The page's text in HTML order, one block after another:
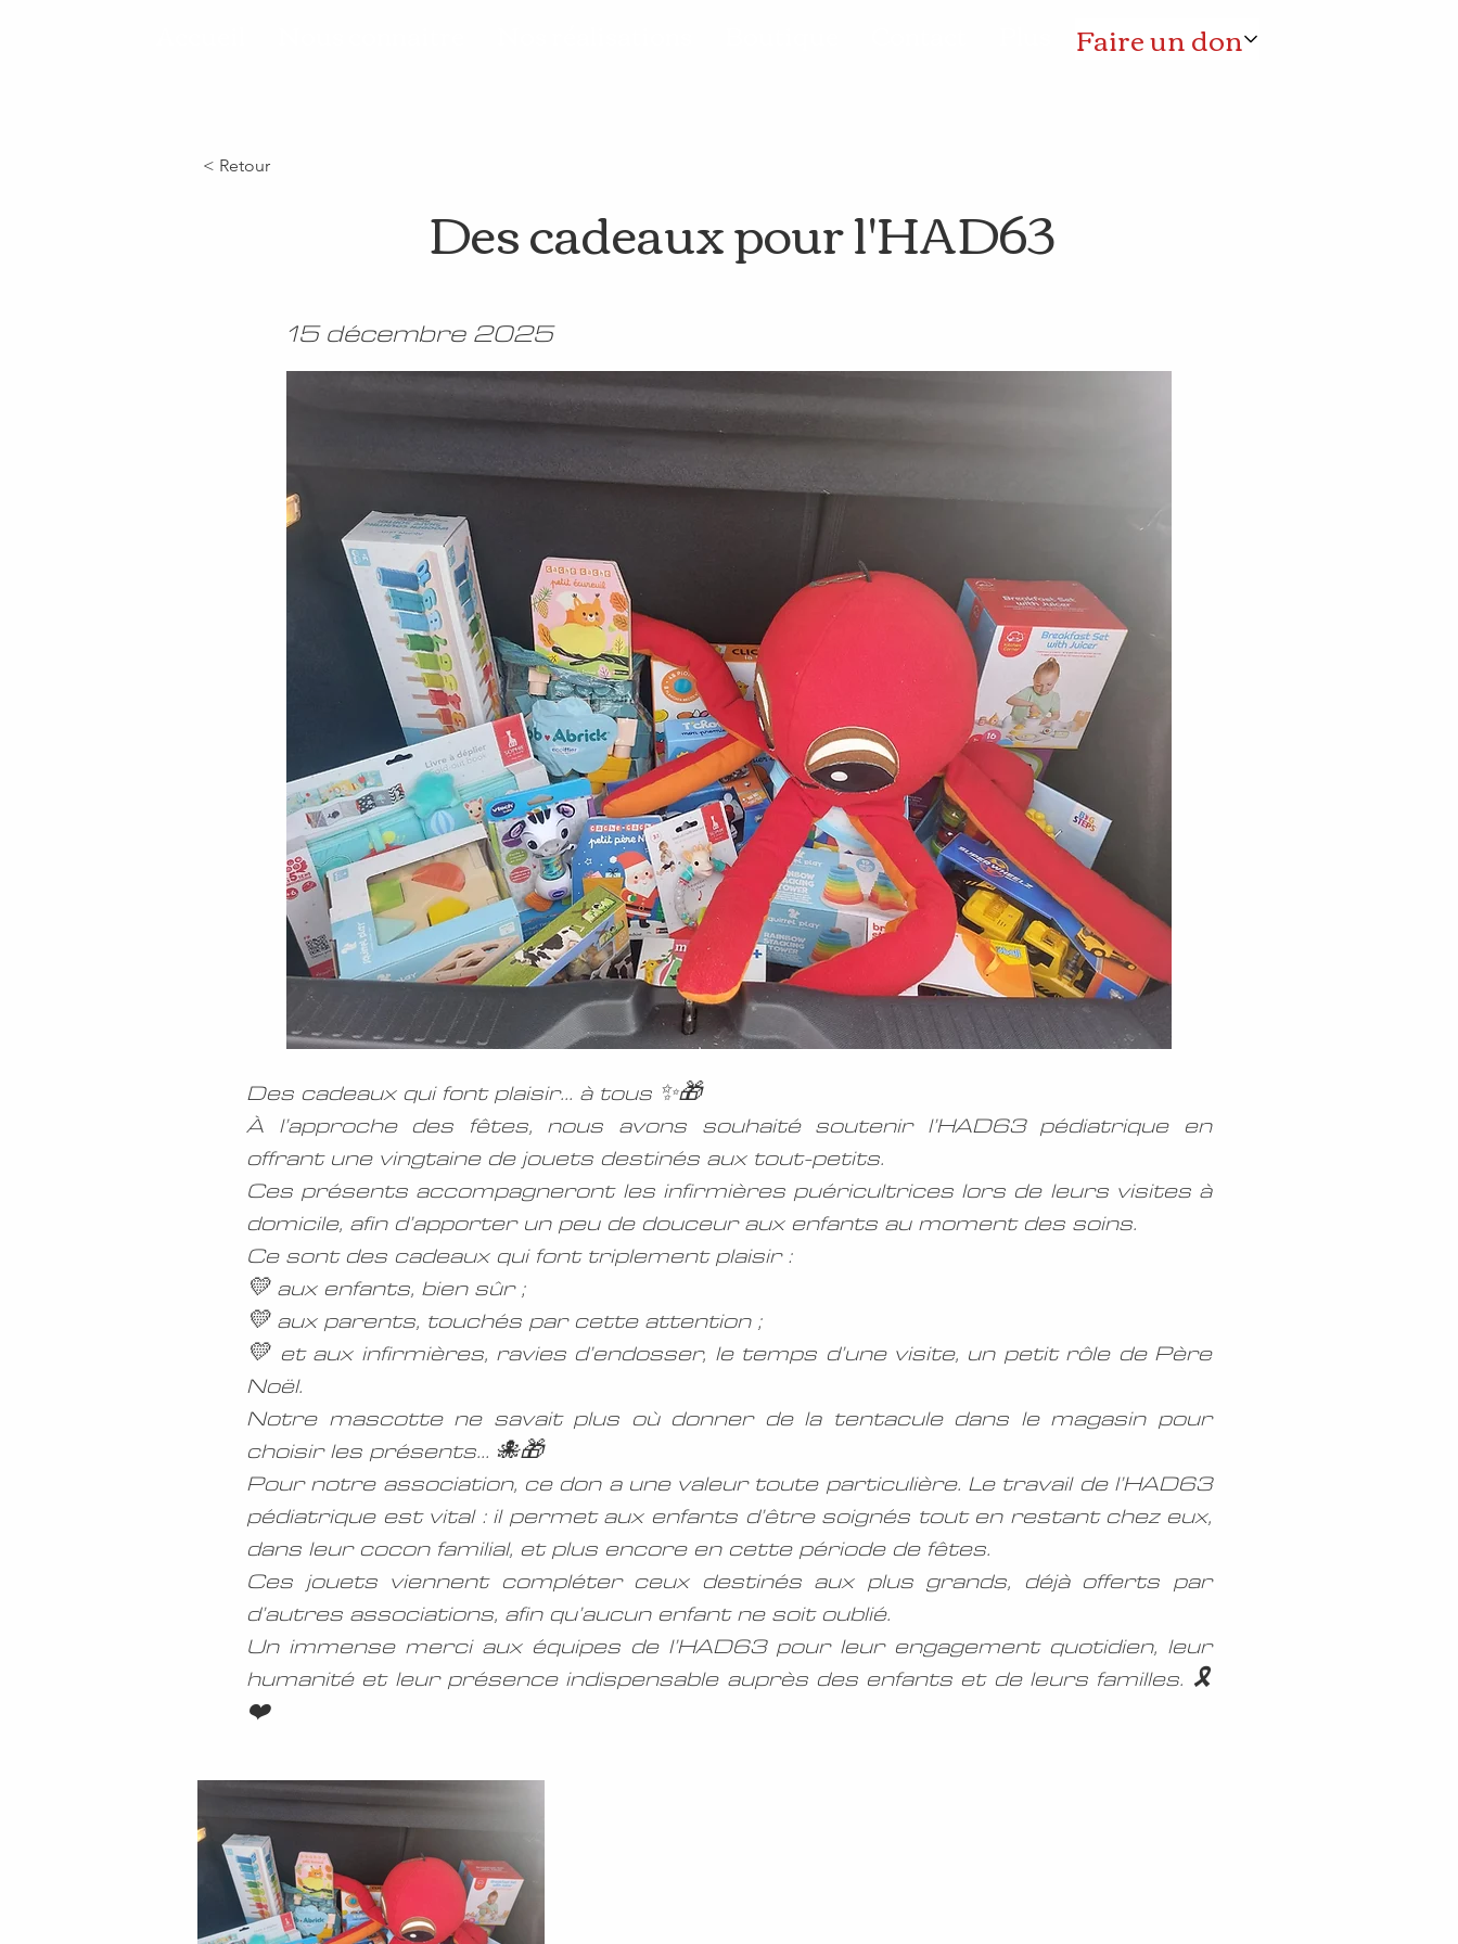
Faire un don
< Retour
Des cadeaux pour l'HAD63
15 décembre 2025
Des cadeaux qui font plaisir… à tous ✨🎁
À l’approche des fêtes, nous avons souhaité soutenir l’HAD63 pédiatrique en
offrant une vingtaine de jouets destinés aux tout-petits.
Ces présents accompagneront les infirmières puéricultrices lors de leurs visites à
domicile, afin d’apporter un peu de douceur aux enfants au moment des soins.
Ce sont des cadeaux qui font triplement plaisir :
💛 aux enfants, bien sûr ;
💛 aux parents, touchés par cette attention ;
💛 et aux infirmières, ravies d’endosser, le temps d’une visite, un petit rôle de Père
Noël.
Notre mascotte ne savait plus où donner de la tentacule dans le magasin pour
choisir les présents… 🐙🎁
Pour notre association, ce don a une valeur toute particulière. Le travail de l’HAD63
pédiatrique est vital : il permet aux enfants d’être soignés tout en restant chez eux,
dans leur cocon familial, et plus encore en cette période de fêtes.
Ces jouets viennent compléter ceux destinés aux plus grands, déjà offerts par
d’autres associations, afin qu’aucun enfant ne soit oublié.
Un immense merci aux équipes de l’HAD63 pour leur engagement quotidien, leur
humanité et leur présence indispensable auprès des enfants et de leurs familles. 🎗️
❤️